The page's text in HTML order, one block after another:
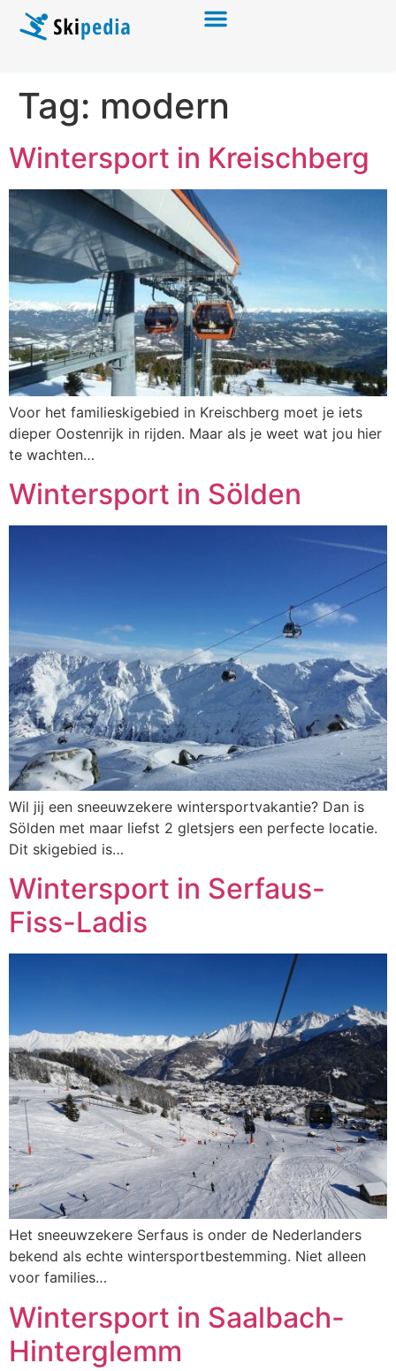
Tag: modern
Wintersport in Kreischberg
Voor het familieskigebied in Kreischberg moet je iets
dieper Oostenrijk in rijden. Maar als je weet wat jou hier
te wachten…
Wintersport in Sölden
Wil jij een sneeuwzekere wintersportvakantie? Dan is
Sölden met maar liefst 2 gletsjers een perfecte locatie.
Dit skigebied is…
Wintersport in Serfaus-
Fiss-Ladis
Het sneeuwzekere Serfaus is onder de Nederlanders
bekend als echte wintersportbestemming. Niet alleen
voor families…
Wintersport in Saalbach-
Hinterglemm